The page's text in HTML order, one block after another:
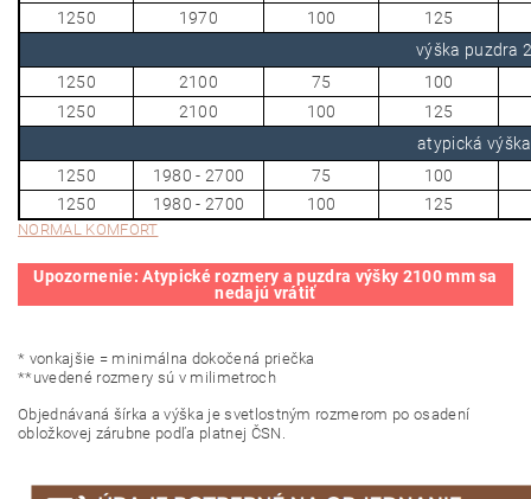
1250
1970 100
125
výška puzdra
1250
2100 75
100
1250
2100 100
125
atypická
1250
1980 - 2700 75
100
1250
1980 - 2700 100 125
NORMAL KOMFORT
Upozornenie: Atypické rozmery a puzdra výšky 2100 mm sa
nedajú vrátiť
* vonkajšie = minimálna dokočená priečka
**uvedené rozmery sú v milimetroch
Objednávaná šírka a výška je svetlostným rozmerom po osadení
obložkovej zárubne podľa platnej ČSN.